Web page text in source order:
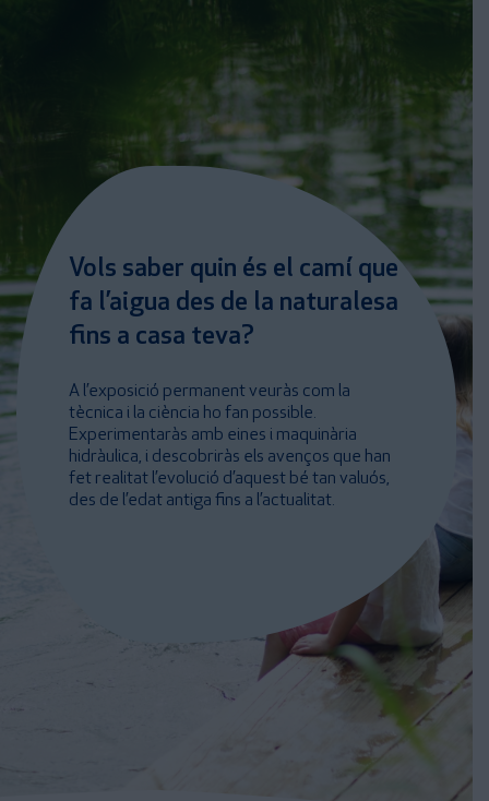
Vols saber quin és el camí que
fa l’aigua des de la naturalesa
fins a casa teva?
A l’exposició permanent veuràs com la
tècnica i la ciència ho fan possible.
Experimentaràs amb eines i maquinària
hidràulica, i descobriràs els avenços que han
fet realitat l’evolució d’aquest bé tan valuós,
des de l’edat antiga fins a l’actualitat.